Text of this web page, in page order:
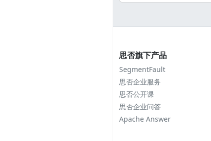
思否旗下产品
SegmentFault
思否企业服务
思否公开课
思否企业问答
Apache Answer